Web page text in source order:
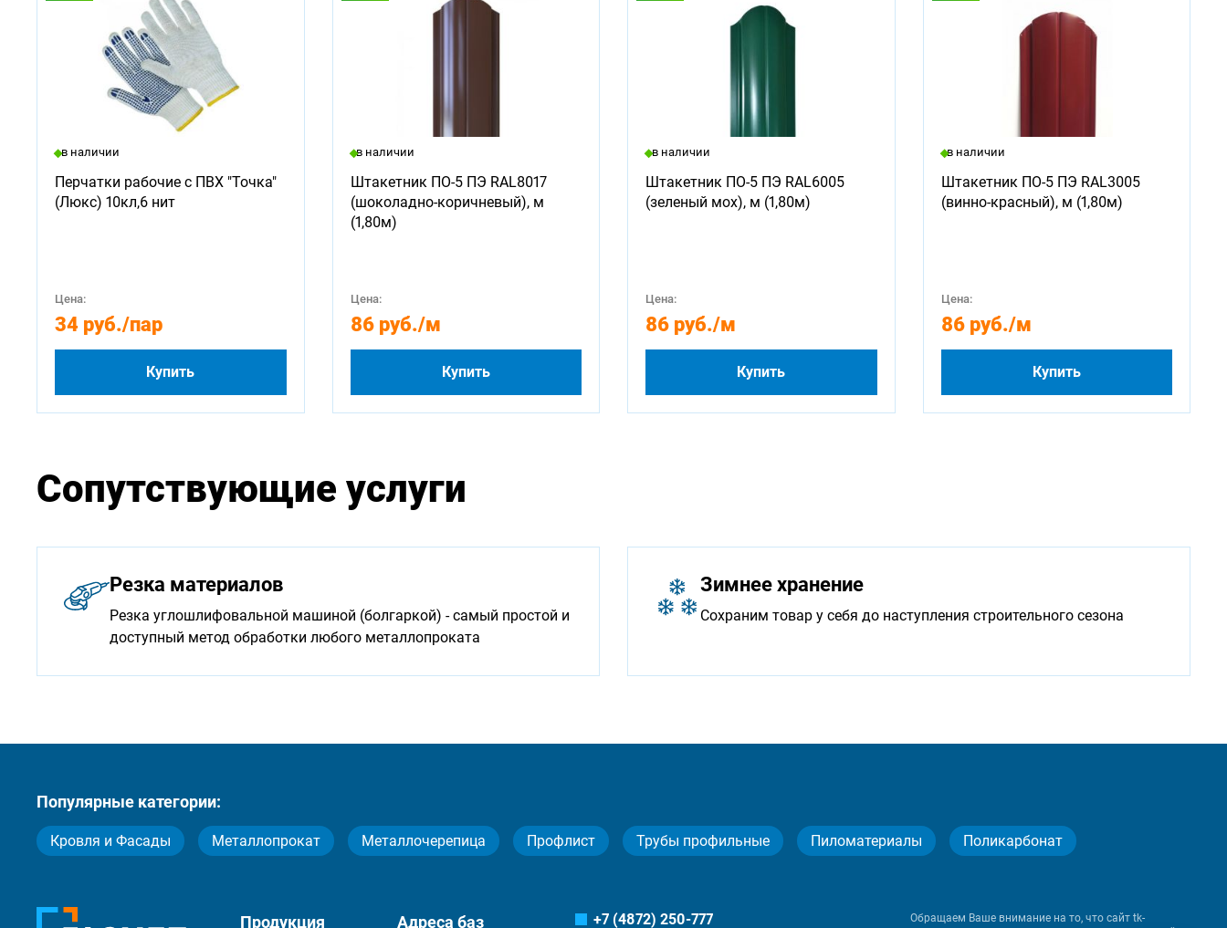
в наличии
Перчатки рабочие с ПВХ "Точка"
(Люкс) 10кл,6 нит
Цена:
34 руб./пар
Купить
в наличии
Штакетник ПО-5 ПЭ RAL8017
(шоколадно-коричневый), м
(1,80м)
Цена:
86 руб./м
Купить
в наличии
Штакетник ПО-5 ПЭ RAL6005
(зеленый мох), м (1,80м)
Цена:
86 руб./м
Купить
в наличии
Штакетник ПО-5 ПЭ RAL3005
(винно-красный), м (1,80м)
Цена:
86 руб./м
Купить
Сопутствующие услуги
Резка материалов
Резка углошлифовальной машиной (болгаркой) - самый простой и
доступный метод обработки любого металлопроката
Зимнее хранение
Сохраним товар у себя до наступления строительного сезона
Популярные категории:
Кровля и Фасады Металлопрокат Металлочерепица Профлист Трубы профильные Пиломатериалы Поликарбонат
Продукция Адреса баз +7 (4872) 250-777
Обращаем Ваше внимание на то, что сайт tk-